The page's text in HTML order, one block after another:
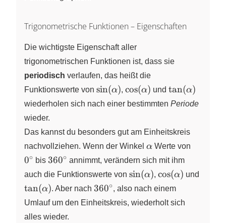
Trigonometrische Funktionen – Eigenschaften
Die wichtigste Eigenschaft aller
trigonometrischen Funktionen ist, dass sie
periodisch verlaufen, das heißt die
Funktionswerte von \sin(\alpha)
sin(α),\cos(\alpha)
cos(α) und\tan(\alpha)
tan(α)
wiederholen sich nach einer bestimmten Periode
wieder.
Das kannst du besonders gut am Einheitskreis
nachvollziehen. Wenn der Winkel \alpha
α Werte von
0∘ bis 360^\circ
360∘ annimmt, verändern sich mit ihm
auch die Funktionswerte von \sin(\alpha)
sin(α),\cos(\alpha)
cos(α) und
tan(α). Aber nach360^\circ
360∘, also nach einem
Umlauf um den Einheitskreis, wiederholt sich
alles wieder.